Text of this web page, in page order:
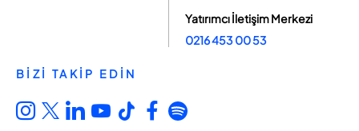
Yatırımcı İletişim Merkezi
0216 453 00 53
BİZİ TAKİP EDİN